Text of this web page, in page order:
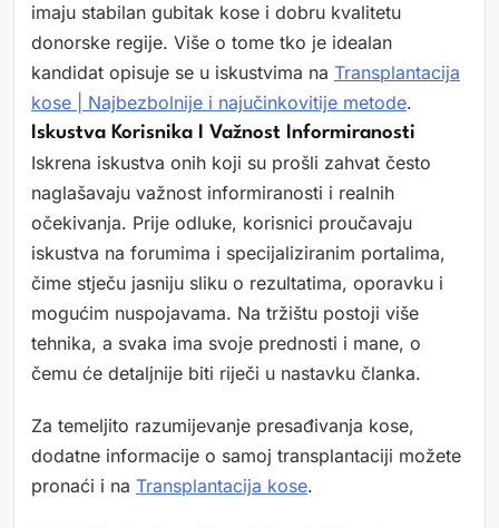
imaju stabilan gubitak kose i dobru kvalitetu
donorske regije. Više o tome tko je idealan
kandidat opisuje se u iskustvima na Transplantacija
kose | Najbezbolnije i najučinkovitije metode.
Iskustva Korisnika I Važnost Informiranosti
Iskrena iskustva onih koji su prošli zahvat često
naglašavaju važnost informiranosti i realnih
očekivanja. Prije odluke, korisnici proučavaju
iskustva na forumima i specijaliziranim portalima,
čime stječu jasniju sliku o rezultatima, oporavku i
mogućim nuspojavama. Na tržištu postoji više
tehnika, a svaka ima svoje prednosti i mane, o
čemu će detaljnije biti riječi u nastavku članka.
Za temeljito razumijevanje presađivanja kose,
dodatne informacije o samoj transplantaciji možete
pronaći i na Transplantacija kose.